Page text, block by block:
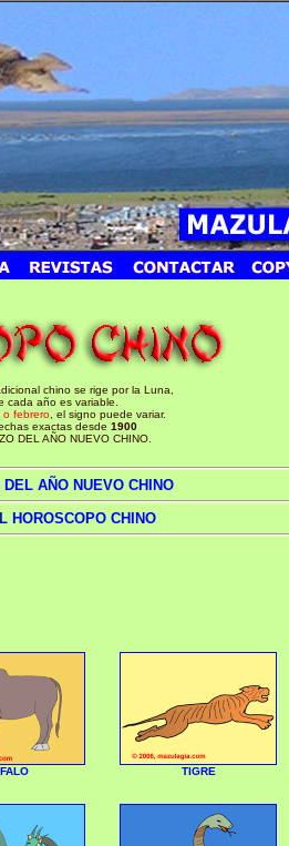
chino se rige por la Luna,
cada año es variable.
o febrero , el signo puede variar.
exactas desde 1900
DEL AÑO NUEVO CHINO.
AÑO NUEVO CHINO
HOROSCOPO CHINO
TIGRE